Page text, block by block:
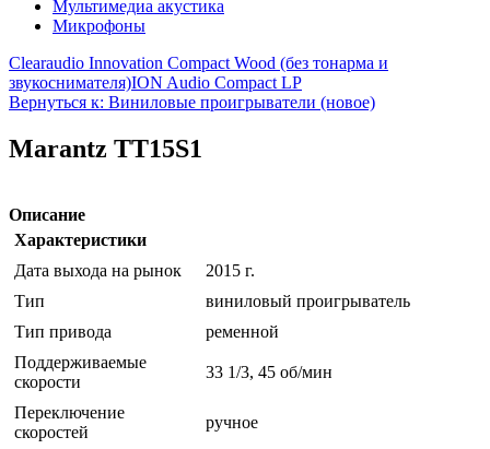
Мультимедиа акустика
Микрофоны
Clearaudio Innovation Compact Wood (без тонарма и
звукоснимателя)ION Audio Compact LP
Вернуться к: Виниловые проигрыватели (новое)
Marantz TT15S1
Описание
Характеристики
Дата выхода на рынок
2015 г.
Тип
виниловый проигрыватель
Тип привода
ременной
Поддерживаемые
скорости
33 1/3, 45 об/мин
Переключение
скоростей
ручное